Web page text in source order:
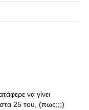
να γίνει
στα 25 του, (πως;;;)